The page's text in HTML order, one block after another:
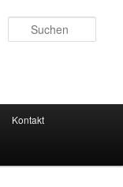
Kontakt